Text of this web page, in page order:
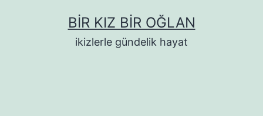
BIR KIZ BIR OĞLAN
ikizlerle gündelik hayat